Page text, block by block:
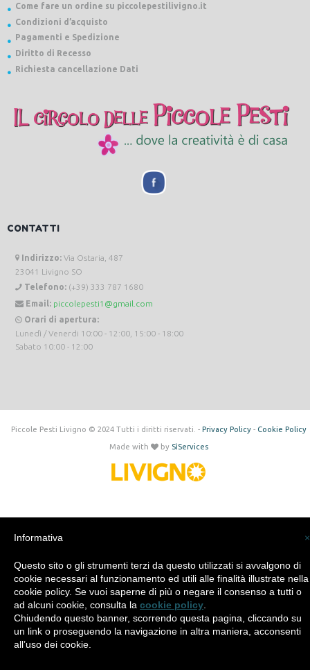
Come fare un ordine su piccolepestilivigno.it
Condizioni d’acquisto
Pagamenti e Spedizione
Diritto di Recesso
Richiesta cancellazione Dati
CONTATTI
Indirizzo: Via Ostaria, 487
23041 Livigno SO
Telefono: (+39) 333 787 1680
Email: piccolepesti1@gmail.com
Orari di apertura:
Lunedì / Venerdi 10:00 - 12:00, 15:00 - 18:00
Sabato 10:00 - 12:00
Piccole Pesti Livigno © 2024 Tutti i diritti riservati. - Privacy Policy- Cookie Policy
Made with by SìServices
×
Informativa
Questo sito o gli strumenti terzi da questo utilizzati si avvalgono di
cookie necessari al funzionamento ed utili alle finalità illustrate nella
cookie policy. Se vuoi saperne di più o negare il consenso a tutti o
ad alcuni cookie, consulta la cookie policy
Chiudendo questo banner, scorrendo questa pagina, cliccando su
un link o proseguendo la navigazione in altra maniera, acconsenti
all’uso dei cookie.